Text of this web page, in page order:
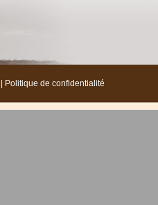
| Politique de confidentialité